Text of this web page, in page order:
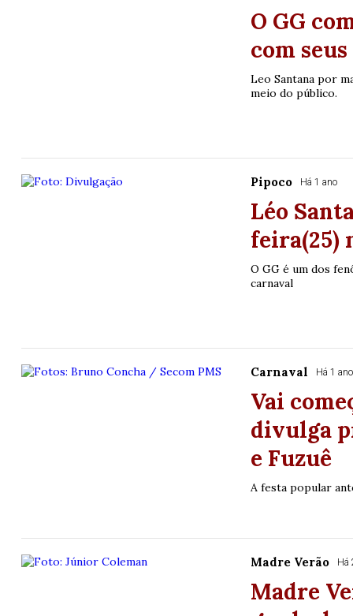
O GG
com seus
Leo Santana por
meio do público.
Pipoco Há 1 ano
Léo
feira(25)
O GG é um dos
carnaval
Carnaval Há 1 ano
Vai
divulga
e Fuzuê
A festa popular
Madre Verão Há
Madre